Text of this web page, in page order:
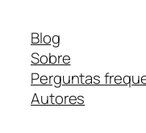
Blog
Sobre
Perguntas
Autores